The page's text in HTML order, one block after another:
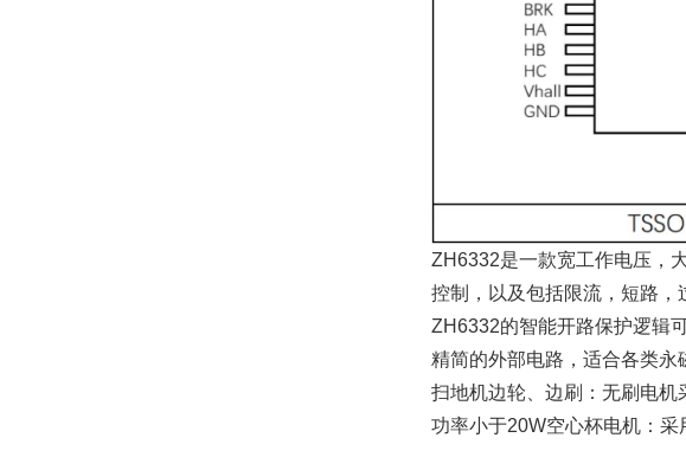
ZH6332是一款宽工作电压，
控制，以及包括限流，短路，
ZH6332的智能开路保护逻辑
精简的外部电路，适合各类永
扫地机边轮、边刷：无刷电机
功率小于20W空心杯电机：采